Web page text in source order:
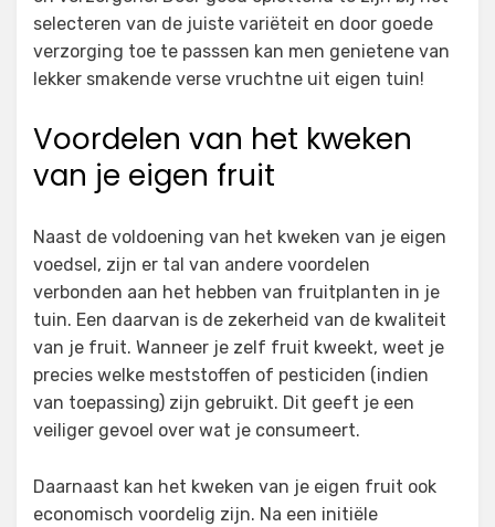
selecteren van de juiste variëteit en door goede
verzorging toe te passsen kan men genietene van
lekker smakende verse vruchtne uit eigen tuin!
Voordelen van het kweken
van je eigen fruit
Naast de voldoening van het kweken van je eigen
voedsel, zijn er tal van andere voordelen
verbonden aan het hebben van fruitplanten in je
tuin. Een daarvan is de zekerheid van de kwaliteit
van je fruit. Wanneer je zelf fruit kweekt, weet je
precies welke meststoffen of pesticiden (indien
van toepassing) zijn gebruikt. Dit geeft je een
veiliger gevoel over wat je consumeert.
Daarnaast kan het kweken van je eigen fruit ook
economisch voordelig zijn. Na een initiële